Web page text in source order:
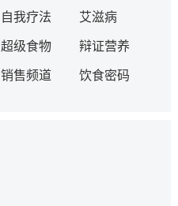
自我疗法 艾滋病
超级食物 辩证营养
销售频道 饮食密码